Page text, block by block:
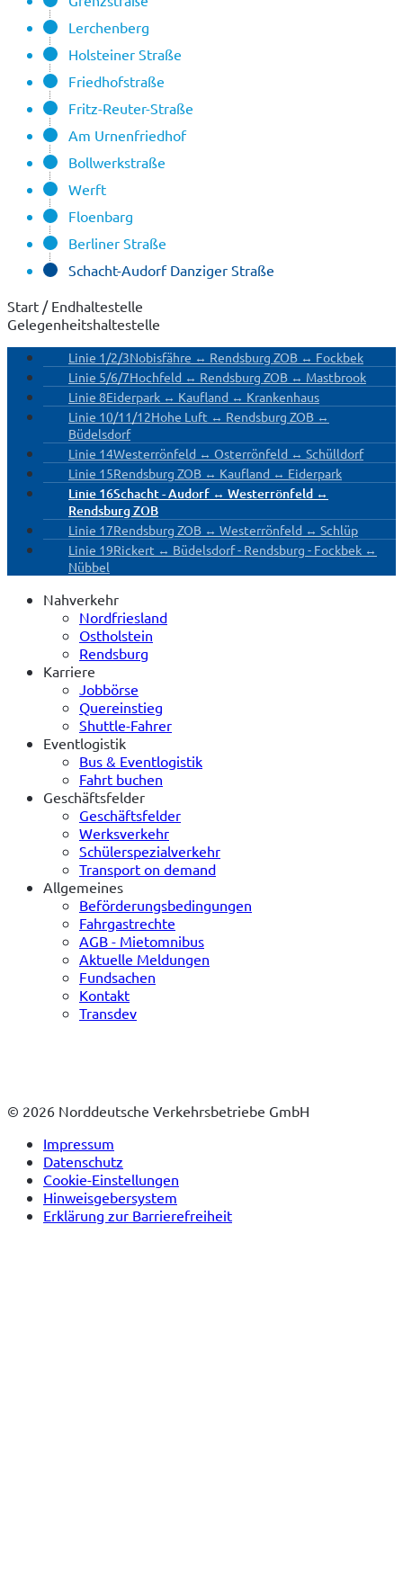
Lerchenberg
Holsteiner Straße
Friedhofstraße
Fritz-Reuter-Straße
Am Urnenfriedhof
Bollwerkstraße
Werft
Floenbarg
Berliner Straße
Schacht-Audorf Danziger Straße
Start / Endhaltestelle
Gelegenheitshaltestelle
Linie 1/2/3Nobisfähre ↔ Rendsburg ZOB ↔ Fockbek
Linie 5/6/7Hochfeld ↔ Rendsburg ZOB ↔ Mastbrook
Linie 8Eiderpark ↔ Kaufland ↔ Krankenhaus
Linie 10/11/12Hohe Luft ↔ Rendsburg ZOB ↔
Büdelsdorf
Linie 14Westerrönfeld ↔ Osterrönfeld ↔ Schülldorf
Linie 15Rendsburg ZOB ↔ Kaufland ↔ Eiderpark
Linie 16Schacht - Audorf ↔ Westerrönfeld ↔
Rendsburg ZOB
Linie 17Rendsburg ZOB ↔ Westerrönfeld ↔ Schlüp
Linie 19Rickert ↔ Büdelsdorf - Rendsburg - Fockbek ↔
Nübbel
Nahverkehr
Nordfriesland
Ostholstein
Rendsburg
Karriere
Jobbörse
Quereinstieg
Shuttle-Fahrer
Eventlogistik
Bus & Eventlogistik
Fahrt buchen
Geschäftsfelder
Geschäftsfelder
Werksverkehr
Schülerspezialverkehr
Transport on demand
Allgemeines
Beförderungsbedingungen
Fahrgastrechte
AGB - Mietomnibus
Aktuelle Meldungen
Fundsachen
Kontakt
Transdev
© 2026 Norddeutsche Verkehrsbetriebe GmbH
Impressum
Datenschutz
Cookie-Einstellungen
Hinweisgebersystem
Erklärung zur Barrierefreiheit